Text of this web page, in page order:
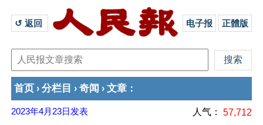
↺ 返回 电子报 正體版
首页 › 分栏目 › 奇闻 › 文章 ：
2023年4月23日 发表 人气： 57,712